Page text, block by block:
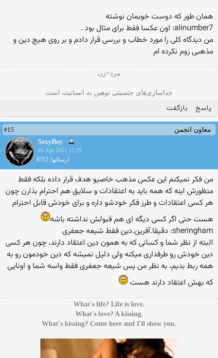
همان طور كه دوست خوبمان نوشته
alinumber7: اون عكسا فقط برای مثال بود .
من دیدگاه كلی را مورد خطاب و بررسی قرار دادم و بر روی هیچ دین و
مذهبی زوم نكرده ام
مرد=زن
جداسازی‌های جنسیتی توهین به انسانیت است
پاسخ بازگفت
معاون انجمن
#15
SexyBoy
16 Apr 2011 11:29
ارسالها: 8712
من فكر نمیكنم این عكس مذهب خاصیو هدف قرار داده بلكه فقط
منظورش اینه كه همه باید به اعتقادات و سلایق هم احترام بذارن چون
هر كسی اعتقادات و طرز فكر خودشو داره و برای خودش قابل احترام
هست حتی اگر كسی دیگه ای هم قبولش نداشته باشه
sheringham: دقیقا.آفرین.دین فقط شیعه جعفری
البته از نظر شما و كسانی كه به همون دین اعتقاد دارند، چون هر كسی
دین خودش رو طرفداری میكنه ولی دلیل نمیشه كه دین خودمون رو به
همه ربط بدیم، به نظر من پس شیعه جعفری فقط واسه شما و اونایی
كه بهش اعتقاد دارند هست
.What's life? Life is love
.What's love? A kissing
.What's kissing? Come here and I'll show you